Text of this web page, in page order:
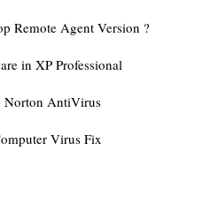
Remote Agent Version ?
in XP Professional
Norton AntiVirus
Virus Fix